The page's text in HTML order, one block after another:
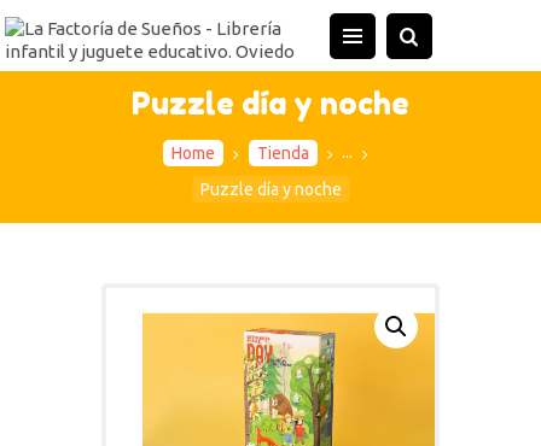
Puzzle día y noche
Home Tienda
...
Puzzle día y noche
INICIO
TIENDA
ACTIVIDADES
CONTACTO